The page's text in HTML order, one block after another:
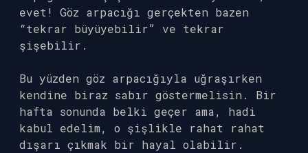
evet! Göz arpacığı gerçekten bazen
“tekrar büyüyebilir” ve tekrar
şişebilir.
Bu yüzden göz arpacığıyla uğraşırken
kendine biraz sabır göstermelisin. Bir
hafta sonunda belki geçer ama, hadi
kabul edelim, o şişlikle rahat rahat
dışarı çıkmak bir hayal olabilir.